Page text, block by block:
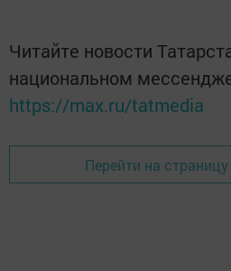
Читайте новости
национальном
https://max.ru/tatmedia
Перейти на